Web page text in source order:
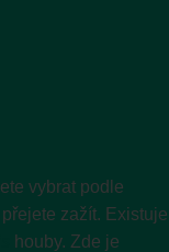
vybrat podle
zažít. Existuje
houby. Zde je